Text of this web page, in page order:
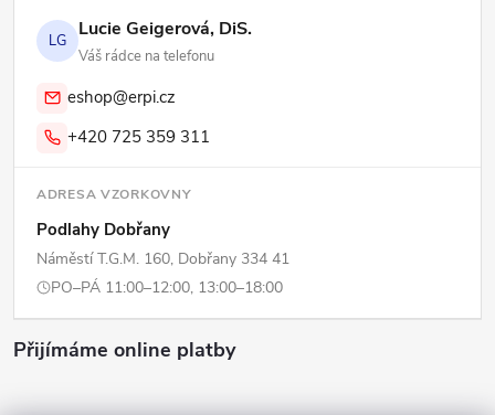
LG Lucie Geigerová, DiS.
Váš rádce na telefonu
eshop@erpi.cz
+420 725 359 311
ADRESA VZORKOVNY
Podlahy Dobřany
Náměstí T.G.M. 160, Dobřany 334 41
PO–PÁ 11:00–12:00, 13:00–18:00
Přijímáme online platby